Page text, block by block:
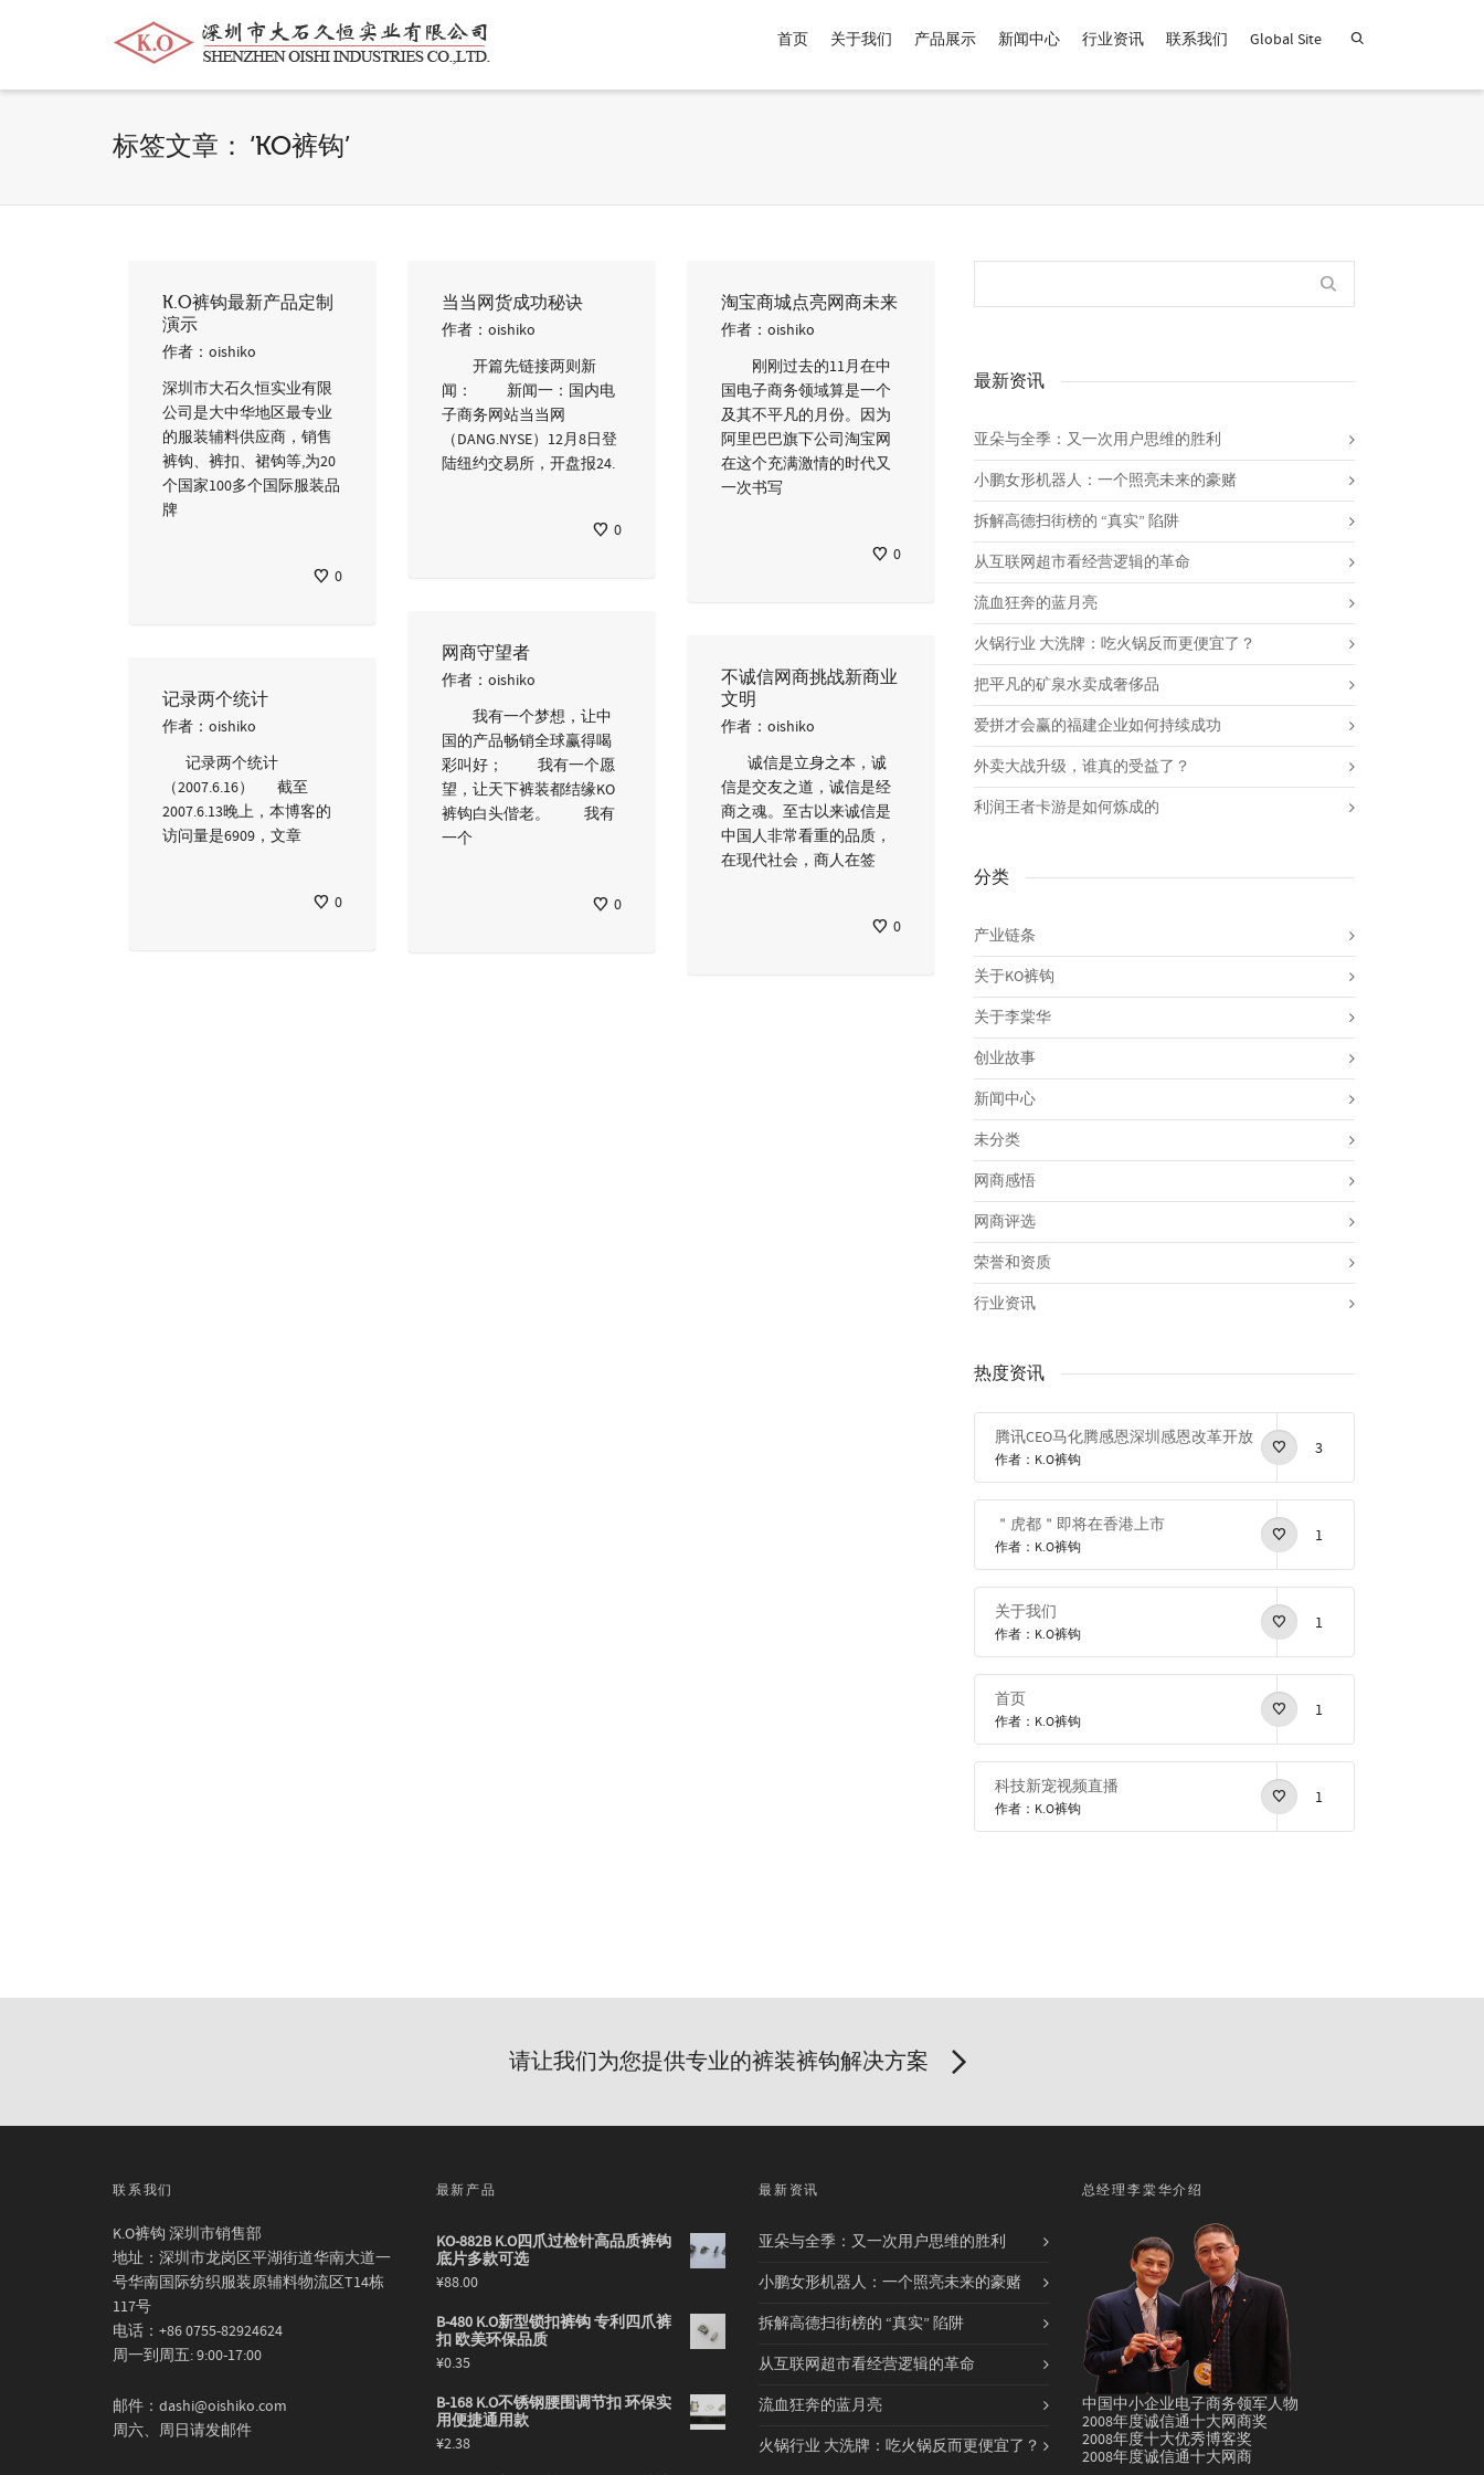
帮我查找新的衬衫尺码中号价格介于 商品，品牌为 默认品牌 .
首页 关于我们 产品展示 新闻中心 行业资讯 联系我们 Global Site
标签文章： ‘KO裤钩’
K.O裤钩最新产品定制
演示
作者： oishiko
深圳市大石久恒实业有限
公司是大中华地区最专业
的服装辅料供应商，销售
裤钩、裤扣、裙钩等,为20
个国家100多个国际服装品
牌
0
当当网货成功秘诀
作者： oishiko
开篇先链接两则新
闻： 新闻一：国内电
子商务网站当当网
（DANG.NYSE）12月8日登
陆纽约交易所，开盘报24.
0
淘宝商城点亮网商未来
作者： oishiko
刚刚过去的11月在中
国电子商务领域算是一个
及其不平凡的月份。因为
阿里巴巴旗下公司淘宝网
在这个充满激情的时代又
一次书写
0
网商守望者
作者： oishiko
我有一个梦想，让中
国的产品畅销全球赢得喝
彩叫好； 我有一个愿
望，让天下裤装都结缘KO
裤钩白头偕老。 我有
一个
0
不诚信网商挑战新商业
文明
作者： oishiko
诚信是立身之本，诚
信是交友之道，诚信是经
商之魂。至古以来诚信是
中国人非常看重的品质，
在现代社会，商人在签
0
记录两个统计
作者： oishiko
记录两个统计
（2007.6.16） 截至
2007.6.13晚上，本博客的
访问量是6909，文章
0
最新资讯
亚朵与全季：又一次用户思维的胜利
小鹏女形机器人：一个照亮未来的豪赌
拆解高德扫街榜的 “真实” 陷阱
从互联网超市看经营逻辑的革命
流血狂奔的蓝月亮
火锅行业 大洗牌：吃火锅反而更便宜了？
把平凡的矿泉水卖成奢侈品
爱拼才会赢的福建企业如何持续成功
外卖大战升级，谁真的受益了？
利润王者卡游是如何炼成的
分类
产业链条
关于KO裤钩
关于李棠华
创业故事
新闻中心
未分类
网商感悟
网商评选
荣誉和资质
行业资讯
热度资讯
腾讯CEO马化腾感恩深圳感恩改革开放
作者：K.O裤钩
3
＂虎都＂即将在香港上市
作者：K.O裤钩
1
关于我们
作者：K.O裤钩
1
首页
作者：K.O裤钩
1
科技新宠视频直播
作者：K.O裤钩
1
请让我们为您提供专业的裤装裤钩解决方案
联系我们
K.O裤钩 深圳市销售部
地址：深圳市龙岗区平湖街道华南大道一
号华南国际纺织服装原辅料物流区T14栋
117号
电话：+86 0755-82924624
周一到周五: 9:00-17:00
邮件：dashi@oishiko.com
周六、周日请发邮件
最新产品
KO-882B K.O四爪过检针高品质裤钩
底片多款可选
¥88.00
B-480 K.O新型锁扣裤钩 专利四爪裤
扣 欧美环保品质
¥0.35
B-168 K.O不锈钢腰围调节扣 环保实
用便捷通用款
¥2.38
最新资讯
亚朵与全季：又一次用户思维的胜利
小鹏女形机器人：一个照亮未来的豪赌
拆解高德扫街榜的 “真实” 陷阱
从互联网超市看经营逻辑的革命
流血狂奔的蓝月亮
火锅行业 大洗牌：吃火锅反而更便宜了？
总经理李棠华介绍
中国中小企业电子商务领军人物
2008年度诚信通十大网商奖
2008年度十大优秀博客奖
2008年度诚信通十大网商